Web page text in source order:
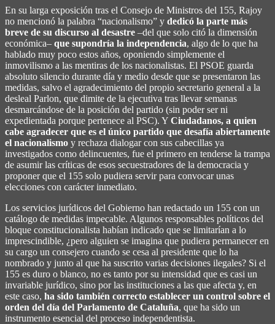
En su larga exposición tras el Consejo de Ministros del 155, Rajoy
no mencionó la palabra “nacionalismo” y dedicó la parte más
breve de su discurso al desastre –del que solo citó la dimensión
económica– que supondría la independencia, algo de lo que ha
hablado muy poco estos años, oponiendo simplemente el
inmovilismo a las mentiras de los nacionalistas. El PSOE guarda
absoluto silencio durante día y medio desde que se presentaron las
medidas, salvo el agradecimiento del propio secretario general a la
desleal Parlon, que dimite de la ejecutiva tras llevar semanas
desmarcándose de la posición del partido (sin poder ser ni
expedientada porque pertenece al PSC). Y Ciudadanos, a quien
cabe agradecer que es el único partido que desafía abiertamente
el nacionalismo y rechaza dialogar con sus cabecillas ya
investigados como delincuentes, fue el primero en tenderse la trampa
de asumir las críticas de esos secuestradores de la democracia y
proponer que el 155 solo pudiera servir para convocar unas
elecciones con carácter inmediato.
Los servicios jurídicos del Gobierno han redactado un 155 con un
catálogo de medidas impecable. Algunos responsables políticos del
bloque constitucionalista habían indicado que se limitarían a lo
imprescindible, ¿pero alguien se imagina que pudiera permanecer en
su cargo un consejero cuando se cesa al presidente que lo ha
nombrado y junto al que ha suscrito varias decisiones ilegales? Si el
155 es duro o blanco, no es tanto por su intensidad que es casi un
invariable jurídico, sino por las instituciones a las que afecta y, en
este caso, ha sido también correcto establecer un control sobre el
orden del día del Parlamento de Cataluña, que ha sido un
instrumento esencial del proceso independentista.